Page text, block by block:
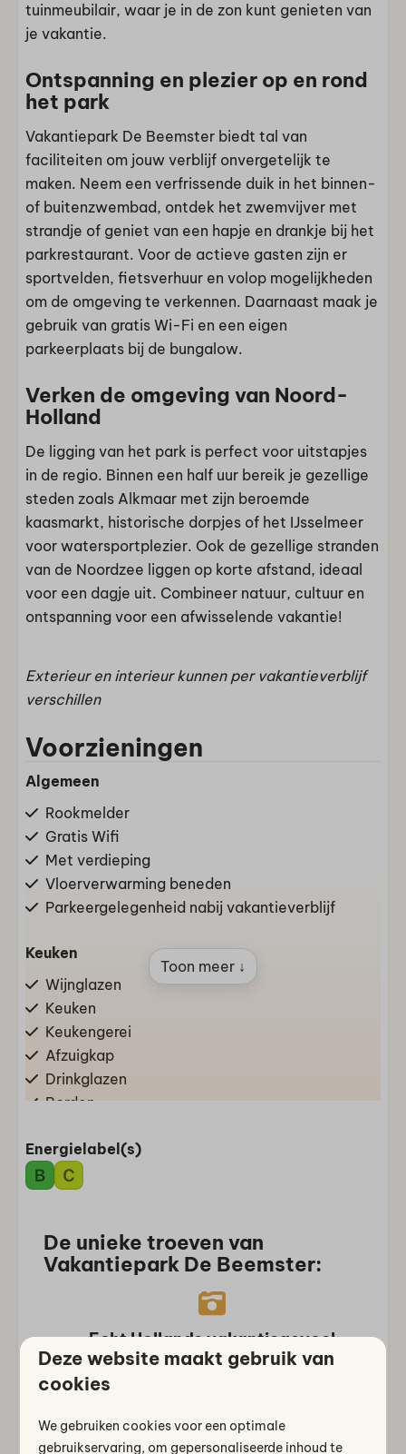
tuinmeubilair, waar je in de zon kunt genieten van
je vakantie.
Ontspanning en plezier op en rond
het park
Vakantiepark De Beemster biedt tal van
faciliteiten om jouw verblijf onvergetelijk te
maken. Neem een verfrissende duik in het binnen-
of buitenzwembad, ontdek het zwemvijver met
strandje of geniet van een hapje en drankje bij het
parkrestaurant. Voor de actieve gasten zijn er
sportvelden, fietsverhuur en volop mogelijkheden
om de omgeving te verkennen. Daarnaast maak je
gebruik van gratis Wi-Fi en een eigen
parkeerplaats bij de bungalow.
Verken de omgeving van Noord-
Holland
De ligging van het park is perfect voor uitstapjes
in de regio. Binnen een half uur bereik je gezellige
steden zoals Alkmaar met zijn beroemde
kaasmarkt, historische dorpjes of het IJsselmeer
voor watersportplezier. Ook de gezellige stranden
van de Noordzee liggen op korte afstand, ideaal
voor een dagje uit. Combineer natuur, cultuur en
ontspanning voor een afwisselende vakantie!
Exterieur en interieur kunnen per vakantieverblijf
verschillen
Voorzieningen
Algemeen
Rookmelder
Gratis Wifi
Met verdieping
Vloerverwarming beneden
Parkeergelegenheid nabij vakantieverblijf
Keuken
Wijnglazen
Keuken
Keukengerei
Afzuigkap
Drinkglazen
Borden
Pannen
Waterkoker
Koelkast met vriesvak
Koffiezetapparaat
Woon-/eetkamer
Eettafel
Bank
Zithoek
Televisie
Toon meer ↓
Energielabel(s)
De unieke troeven van
Vakantiepark De Beemster:
Echt Hollands vakantiegevoel
Authentieke Noord-Hollandse
polderuitstraling in de Beemster
Deze website maakt gebruik van
cookies
We gebruiken cookies voor een optimale
gebruikservaring, om gepersonaliseerde inhoud te